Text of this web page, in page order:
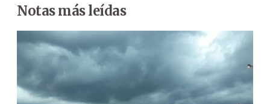
Notas más leídas